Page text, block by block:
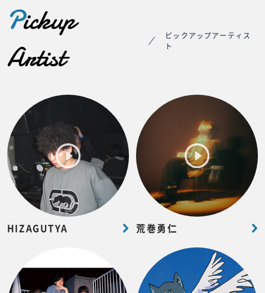
Pickup
Artist
ピックアップアーティス
ト
HIZAGUTYA 荒巻勇仁